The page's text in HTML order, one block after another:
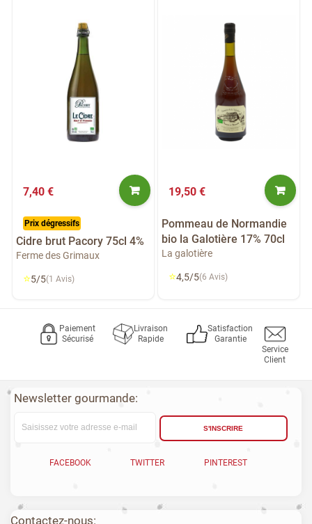
7,40 €
Prix dégressifs
Cidre brut Pacory 75cl 4%
Ferme des Grimaux
⭐5/5(1 Avis)
19,50 €
Pommeau de Normandie
bio la Galotière 17% 70cl
La galotière
⭐4,5/5(6 Avis)
Paiement
Sécurisé
Livraison
Rapide
Satisfaction
Garantie
Service
Client
Newsletter gourmande:
S'INSCRIRE
FACEBOOK TWITTER PINTEREST
Contactez-nous: